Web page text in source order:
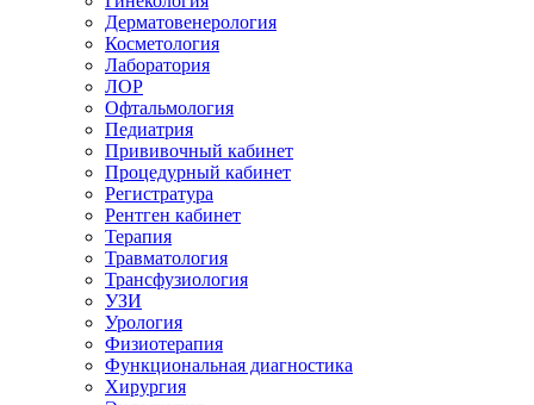
Дерматовенерология
Косметология
Лаборатория
ЛОР
Офтальмология
Педиатрия
Прививочный кабинет
Процедурный кабинет
Регистратура
Рентген кабинет
Терапия
Травматология
Трансфузиология
УЗИ
Урология
Физиотерапия
Функциональная диагностика
Хирургия